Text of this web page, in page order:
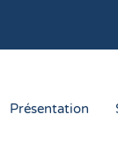
Présentation